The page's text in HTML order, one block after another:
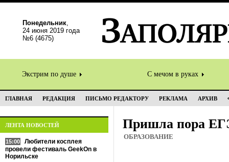
Понедельник,
24 июня 2019 года
№6 (4675)
Экстрим по душе С мечом в руках
ГЛАВНАЯ РЕДАКЦИЯ ПИСЬМО РЕДАКТОРУ РЕКЛАМА АРХИВ
ЛЕНТА НОВОСТЕЙ
15:00
Любители косплея
провели фестиваль GeekOn в
Норильске
Пришла пора
ОБРАЗОВАНИЕ